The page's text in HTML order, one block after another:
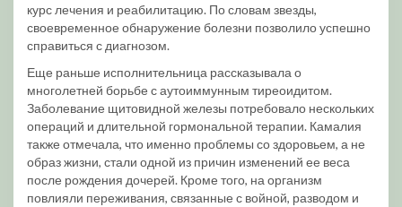
курс лечения и реабилитацию. По словам звезды,
своевременное обнаружение болезни позволило успешно
справиться с диагнозом.
Еще раньше исполнительница рассказывала о
многолетней борьбе с аутоиммунным тиреоидитом.
Заболевание щитовидной железы потребовало нескольких
операций и длительной гормональной терапии. Камалия
также отмечала, что именно проблемы со здоровьем, а не
образ жизни, стали одной из причин изменений ее веса
после рождения дочерей. Кроме того, на организм
повлияли переживания, связанные с войной, разводом и